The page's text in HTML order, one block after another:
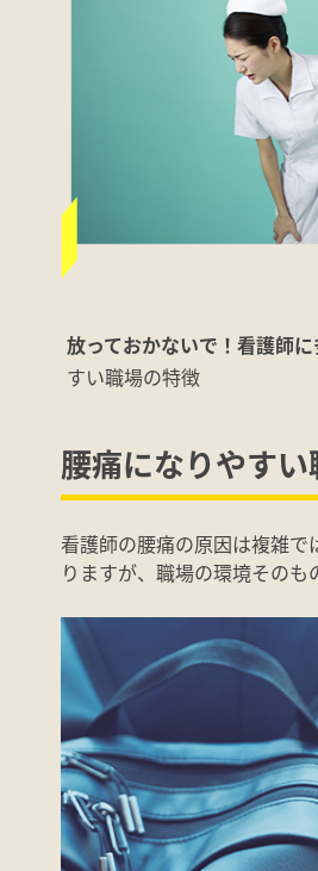
放っておかないで！看護師に
すい職場の特徴
腰痛になりやす
看護師の腰痛の原因は複雑
りますが、職場の環境そのも